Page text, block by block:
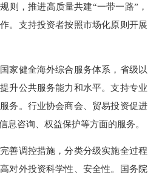
则，推进高质量共建“一带一路”，
。支持投资者按照市场化原则开展
健全海外综合服务体系，省级以
升公共服务能力和水平。支持专业
务。行业协会商会、贸易投资促进
息咨询、权益保护等方面的服务。
调控措施，分类分级实施全过程
对外投资科学性、安全性。国务院